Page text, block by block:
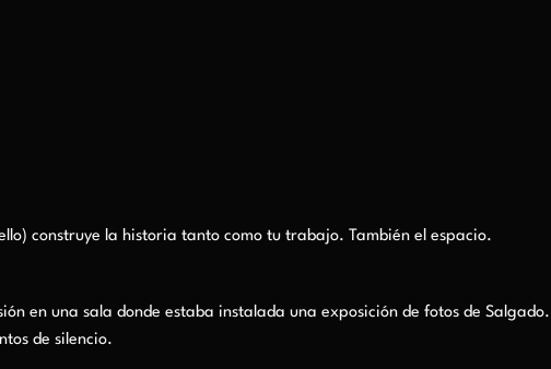
construye la historia tanto como tu trabajo. También el espacio.
en una sala donde estaba instalada una exposición de fotos de
de silencio.